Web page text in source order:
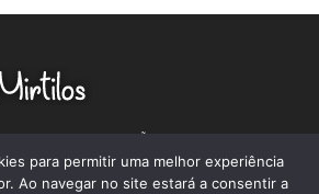
POLÍTICA DE PRIVACIDADE
para permitir uma melhor experiência
Ao navegar no site estará a consentir a